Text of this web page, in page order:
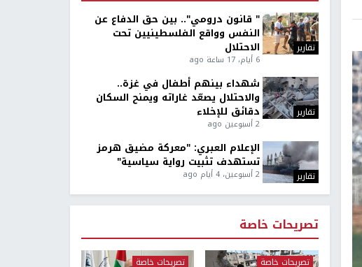
تقارير
" قانون درومي".. بين حق الدفاع عن
النفس وواقع الفلسطينيين تحت
الاحتلال
6 أيام، 17 ساعة ago
تقارير
شهداء بينهم أطفال في غزة..
والاحتلال يصعّد غاراته ويمنح السكان
دقائق للإخلاء
2 أسبوعين ago
تقارير
الإعلام العبري: "معركة مضيق هرمز
تستهدف تثبيت رواية سياسية"
2 أسبوعين، 4 أيام ago
تصريحات خاصة
تصريحات خاصة تصريحات خاصة